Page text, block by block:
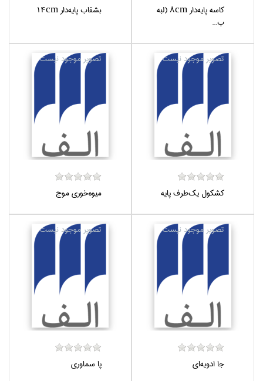
كاسه پايه‌‌دار 8cm (لبه
ب...
بشقاب پايه‌دار 14cm
كشكول يك‌طرف پايه ميوه‌خوري موج
جا ادويه‌اي پا سماوري